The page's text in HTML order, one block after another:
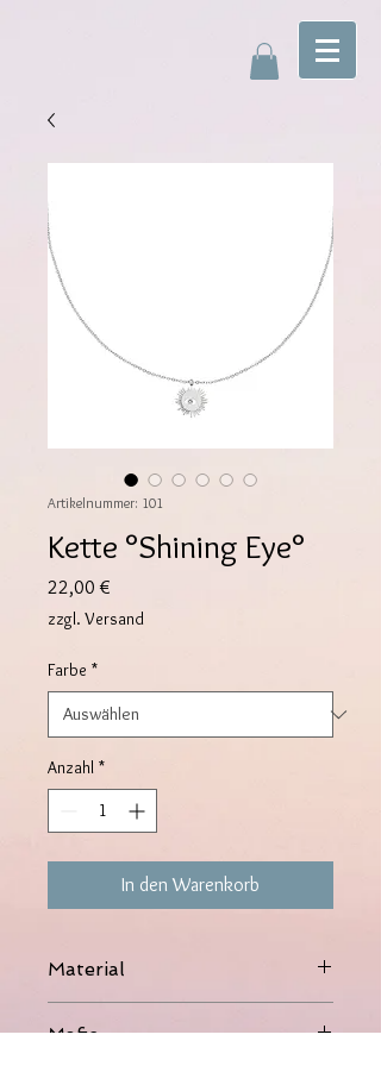
Artikelnummer: 101
Kette °Shining Eye°
22,00 €
zzgl. Versand
Farbe *
Anzahl *
In den Warenkorb
Material
Maße